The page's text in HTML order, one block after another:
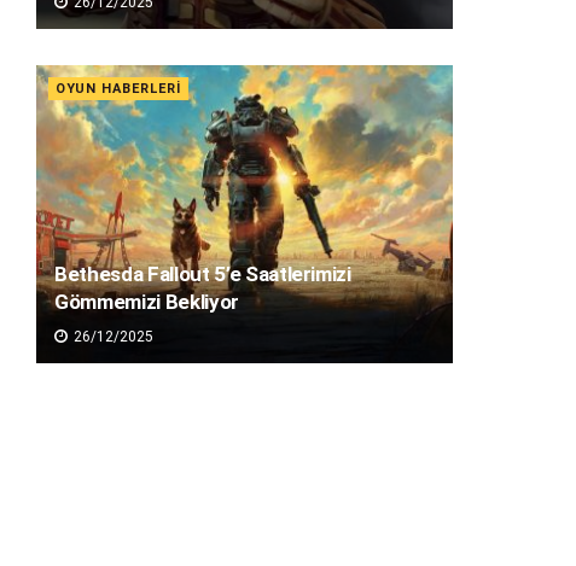
OYUN HABERLERI
Bethesda Fallout 5’e Saatlerimizi
Gömmemizi Bekliyor
26/12/2025